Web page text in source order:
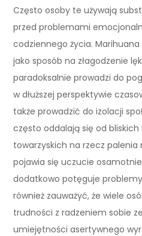
Często osoby te używają
przed problemami
codziennego życia.
jako sposób na złagodzenie
paradoksalnie prowadzi do
w dłuższej perspektywie
także prowadzić do izolacji
często oddalają się od
towarzyskich na rzecz
pojawia się uczucie
dodatkowo potęguje
również zauważyć, że wiele
trudności z radzeniem sobie
umiejętności asertywnego